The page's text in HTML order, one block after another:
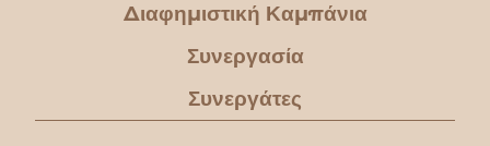
Διαφημιστική Καμπάνια
Συνεργασία
Συνεργάτες